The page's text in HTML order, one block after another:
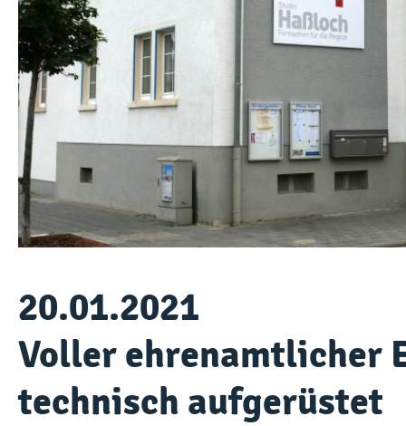
20.01.2021
Voller ehrenamtlicher
technisch aufgerüstet